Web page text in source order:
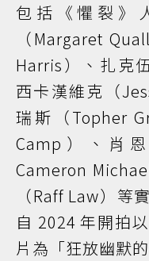
包括《懼裂》
（Margaret
Harris）、扎克
西卡漢維克（
瑞斯（Topher
Camp）、肖
Cameron
（Raff Law）等
自 2024 年開拍
片為「狂放幽默